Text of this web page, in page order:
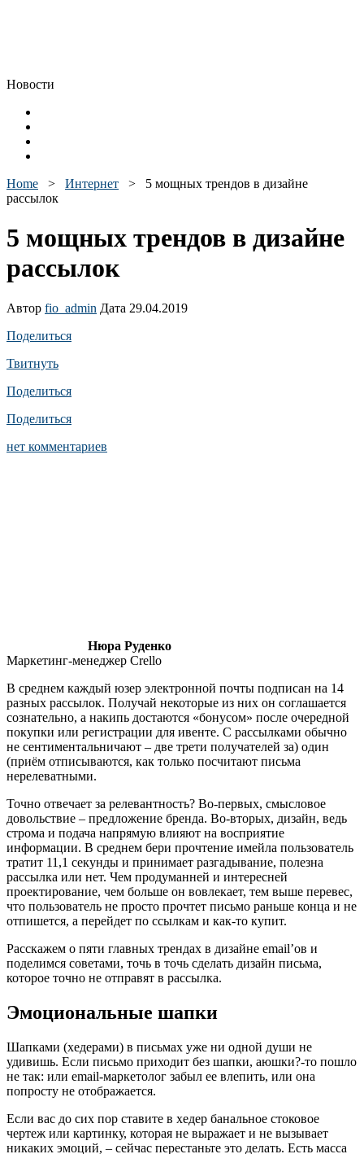
Новости
Home > Интернет > 5 мощных трендов в дизайне
рассылок
5 мощных трендов в дизайне
рассылок
Автор fio_admin Дата 29.04.2019
Поделиться
Твитнуть
Поделиться
Поделиться
нет комментариев
Нюра Руденко
Маркетинг-менеджер Crello
В среднем каждый юзер электронной почты подписан на 14
разных рассылок. Получай некоторые из них он соглашается
сознательно, а накипь достаются «бонусом» после очередной
покупки или регистрации для ивенте. С рассылками обычно
не сентиментальничают – две трети получателей за) один
(приём отписываются, как только посчитают письма
нерелеватными.
Точно отвечает за релевантность? Во-первых, смысловое
довольствие – предложение бренда. Во-вторых, дизайн, ведь
строма и подача напрямую влияют на восприятие
информации. В среднем бери прочтение имейла пользователь
тратит 11,1 секунды и принимает разгадывание, полезна
рассылка или нет. Чем продуманней и интересней
проектирование, чем больше он вовлекает, тем выше перевес,
что пользователь не просто прочтет письмо раньше конца и не
отпишется, а перейдет по ссылкам и как-то купит.
Расскажем о пяти главных трендах в дизайне email’ов и
поделимся советами, точь в точь сделать дизайн письма,
которое точно не отправят в рассылка.
Эмоциональные шапки
Шапками (хедерами) в письмах уже ни одной души не
удивишь. Если письмо приходит без шапки, аюшки?-то пошло
не так: или email-маркетолог забыл ее влепить, или она
попросту не отображается.
Если вас до сих пор ставите в хедер банальное стоковое
чертеж или картинку, которая не выражает и не вызывает
никаких эмоций, – сейчас перестаньте это делать. Есть масса